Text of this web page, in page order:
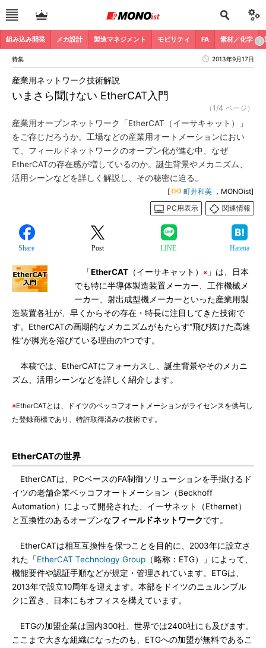
組み込み開発 メカ設計 製造マネジメント モビリティ FA 素材／化学
特集 2013年9月17日
いまさら聞けない EtherCAT入門
産業用ネットワーク技術解説
（1/4 ページ）
産業用オープンネットワーク「EtherCAT（イーサキャット）」
をご存じだろうか。工場などの産業用オートメーションにおい
て、フィールドネットワークのオープン化が進む中、なぜ
EtherCATの存在感が増しているのか。誕生背景やメカニズム、
活用シーンなどを詳しく解説し、その秘密に迫る。
[ 町井和美 ，MONOist]
PC用表示
関連情報
Share Post LINE Hatena
「EtherCAT （イーサキャット） ※ 」は、日本
でも特に半導体製造装置メーカー、工作機械メ
ーカー、射出成型機メーカーといった産業用製
造装置各社が、早くからその存在・特長に注目してきた技術で
す。EtherCATの画期的なメカニズムがもたらす“飛び抜けた高速
性”が脚光を浴びている理由の1つです。
本稿では、EtherCATにフォーカスし、誕生背景やそのメカニ
ズム、活用シーンなどを詳しく紹介します。
※EtherCATとは、ドイツのベッコフオートメーションがライセンスを供与し
た登録商標であり、特許取得済みの技術です。
EtherCATの世界
EtherCATは、PCベースのFA制御ソリューションを手掛けるド
イツの老舗企業ベッコフオートメーション（Beckhoff
Automation）によって開発された、イーサネット（Ethernet）
と互換性のあるオープンなフィールドネットワークです。
EtherCATは相互互換性を保つことを目的に、2003年に設立さ
れた「EtherCAT Technology Group （略称：ETG）」によって、
機能要件や認証手順などが規定・管理されています。ETGは、
2013年で設立10周年を迎えます。本部をドイツのニュルンブル
クに置き、日本にもオフィスを構えています。
ETGの加盟企業は国内300社、世界では2400社にも及びます。
ここまで大きな組織になったのも、ETGへの加盟が無料であるこ